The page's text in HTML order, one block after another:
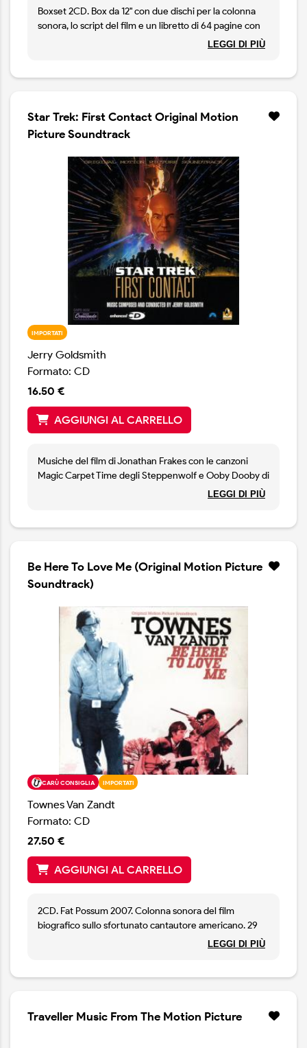
Boxset 2CD. Box da 12" con due dischi per la colonna
sonora, lo script del film e un libretto di 64 pagine con
LEGGI DI PIÙ
Star Trek: First Contact Original Motion
Picture Soundtrack
IMPORTATI
Jerry Goldsmith
Formato: CD
16.50 €
AGGIUNGI AL CARRELLO
Musiche del film di Jonathan Frakes con le canzoni
Magic Carpet Time degli Steppenwolf e Ooby Dooby di
LEGGI DI PIÙ
Be Here To Love Me (Original Motion Picture
Soundtrack)
CARÙ CONSIGLIA IMPORTATI
Townes Van Zandt
Formato: CD
27.50 €
AGGIUNGI AL CARRELLO
2CD. Fat Possum 2007. Colonna sonora del film
biografico sullo sfortunato cantautore americano. 29
LEGGI DI PIÙ
Traveller Music From The Motion Picture